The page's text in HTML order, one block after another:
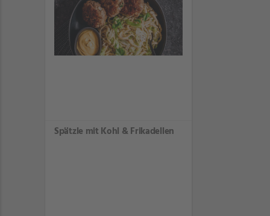
Spätzle mit Kohl & Frikadellen